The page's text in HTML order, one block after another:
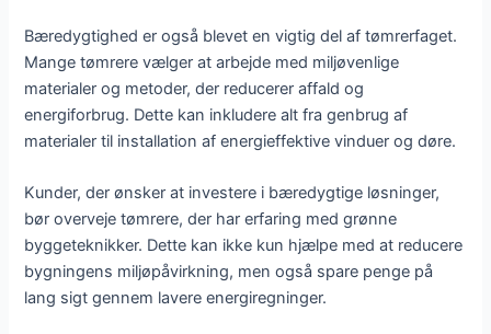
Bæredygtighed er også blevet en vigtig del af tømrerfaget.
Mange tømrere vælger at arbejde med miljøvenlige
materialer og metoder, der reducerer affald og
energiforbrug. Dette kan inkludere alt fra genbrug af
materialer til installation af energieffektive vinduer og døre.
Kunder, der ønsker at investere i bæredygtige løsninger,
bør overveje tømrere, der har erfaring med grønne
byggeteknikker. Dette kan ikke kun hjælpe med at reducere
bygningens miljøpåvirkning, men også spare penge på
lang sigt gennem lavere energiregninger.